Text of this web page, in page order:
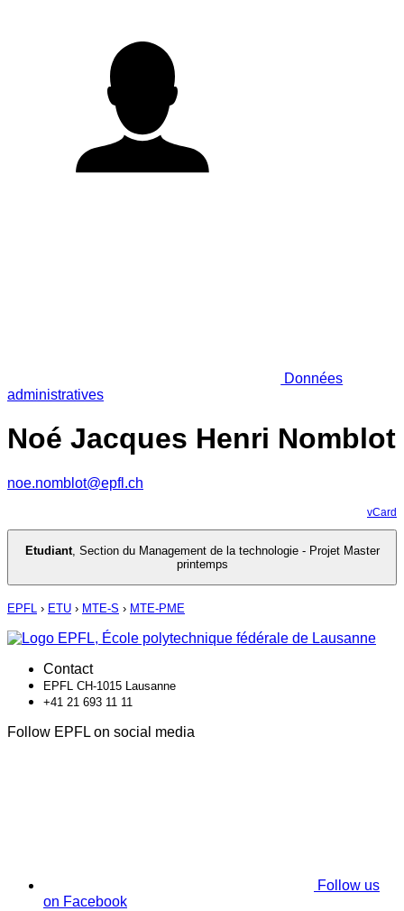
Données
administratives
Noé Jacques Henri Nomblot
noe.nomblot@epfl.ch
vCard
Etudiant, Section du Management de la technologie - Projet Master
printemps
EPFL › ETU › MTE-S › MTE-PME
Contact
EPFL CH-1015 Lausanne
+41 21 693 11 11
Follow EPFL on social media
Follow us
on Facebook